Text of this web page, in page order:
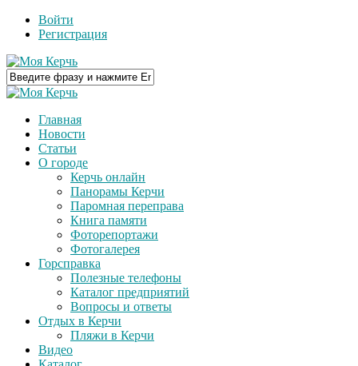
Войти
Регистрация
Главная
Новости
Статьи
О городе
Керчь онлайн
Панорамы Керчи
Паромная переправа
Книга памяти
Фоторепортажи
Фотогалерея
Горсправка
Полезные телефоны
Каталог предприятий
Вопросы и ответы
Отдых в Керчи
Пляжи в Керчи
Видео